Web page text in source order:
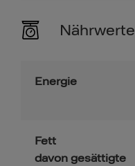
Nährwerte
Energie
Fett
davon gesättigte